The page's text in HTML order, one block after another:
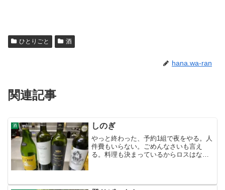
ひとりごと 酒
hana.wa-ran
関連記事
酒 しのぎ
やっと終わった、予約1組で夜をやる。人
件費もいらない。ごめんなさいも言え
る。料理も決まっているからロスはな
客を選ぶの・？』って・・「ど...